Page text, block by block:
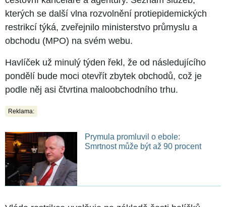
kterých se další vlna rozvolnění protiepidemických
restrikcí týká, zveřejnilo ministerstvo průmyslu a
obchodu (MPO) na svém webu.
Havlíček už minulý týden řekl, že od následujícího
pondělí bude moci otevřít zbytek obchodů, což je
podle něj asi čtvrtina maloobchodního trhu.
Reklama:
Prymula promluvil o ebole:
Smrtnost může být až 90 procent